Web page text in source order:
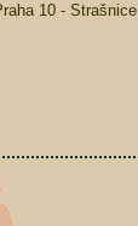
10 - Strašnice